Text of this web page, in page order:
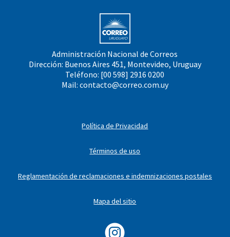
Administración Nacional de Correos
Dirección: Buenos Aires 451, Montevideo, Uruguay
Teléfono: [00 598] 2916 0200
Mail: contacto@correo.com.uy
Política de Privacidad
Términos de uso
Reglamentación de reclamaciones e indemnizaciones postales
Mapa del sitio